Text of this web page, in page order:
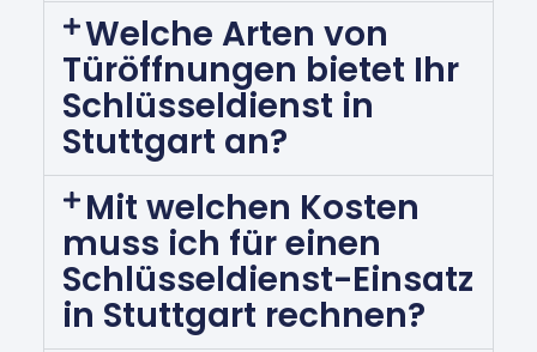
Welche Arten von
Türöffnungen bietet Ihr
Schlüsseldienst in
Stuttgart an?
Mit welchen Kosten
muss ich für einen
Schlüsseldienst-Einsatz
in Stuttgart rechnen?